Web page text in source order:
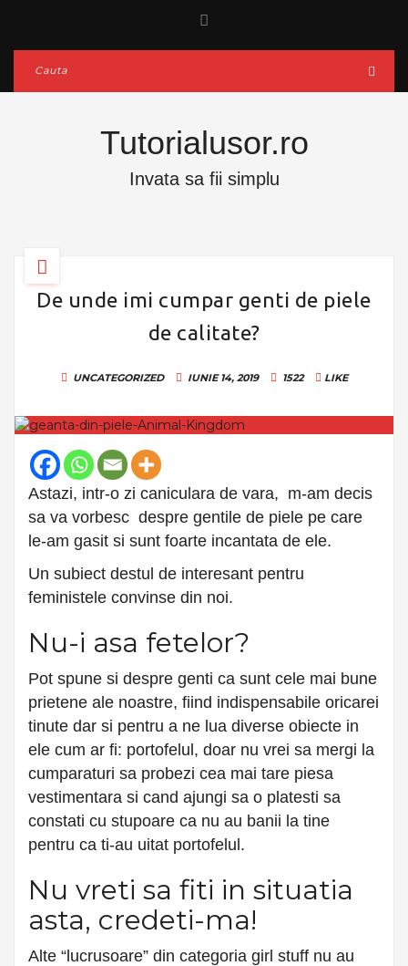
Tutorialusor.ro
Invata sa fii simplu
De unde imi cumpar genti de piele
de calitate?
UNCATEGORIZED IUNIE 14, 2019 1522 LIKE
Astazi, intr-o zi caniculara de vara, m-am decis
sa va vorbesc despre gentile de piele pe care
le-am gasit si sunt foarte incantata de ele.
Un subiect destul de interesant pentru
feministele convinse din noi.
Nu-i asa fetelor?
Pot spune si despre genti ca sunt cele mai bune
prietene ale noastre, fiind indispensabile oricarei
tinute dar si pentru a ne lua diverse obiecte in
ele cum ar fi: portofelul, doar nu vrei sa mergi la
cumparaturi sa probezi cea mai tare piesa
vestimentara si cand ajungi sa o platesti sa
constati cu stupoare ca nu au banii la tine
pentru ca ti-au uitat portofelul.
Nu vreti sa fiti in situatia
asta, credeti-ma!
Alte “lucrusoare” din categoria girl stuff nu au